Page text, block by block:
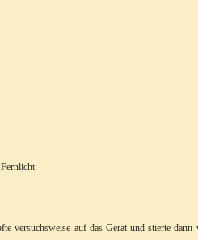
versuchsweise auf das Gerät und stierte dann